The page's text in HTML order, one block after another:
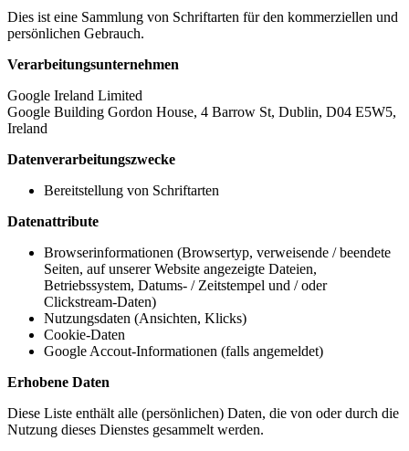
Dies ist eine Sammlung von Schriftarten für den kommerziellen und
persönlichen Gebrauch.
Verarbeitungsunternehmen
Google Ireland Limited
Google Building Gordon House, 4 Barrow St, Dublin, D04 E5W5,
Ireland
Datenverarbeitungszwecke
Bereitstellung von Schriftarten
Datenattribute
Browserinformationen (Browsertyp, verweisende / beendete
Seiten, auf unserer Website angezeigte Dateien,
Betriebssystem, Datums- / Zeitstempel und / oder
Clickstream-Daten)
Nutzungsdaten (Ansichten, Klicks)
Cookie-Daten
Google Accout-Informationen (falls angemeldet)
Erhobene Daten
Diese Liste enthält alle (persönlichen) Daten, die von oder durch die
Nutzung dieses Dienstes gesammelt werden.